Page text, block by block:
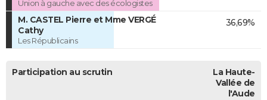
Union à gauche avec des écologistes
M. CASTEL Pierre et Mme VERGÉ
Cathy
Les Républicains
36,69%
Participation au scrutin
La Haute-
Vallée de
l'Aude